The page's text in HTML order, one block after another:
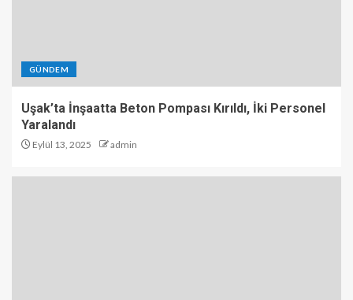
GÜNDEM
Uşak’ta İnşaatta Beton Pompası Kırıldı, İki Personel
Yaralandı
Eylül 13, 2025 admin